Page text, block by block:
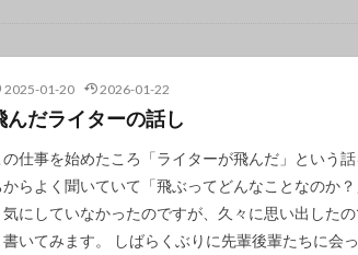
2025-01-20 2026-01-22
んだライターの話し
の仕事を始めたころ「ライターが飛んだ」という
からよく聞いていて「飛ぶってどんなことなのか？
気にしていなかったのですが、久々に思い出した
書いてみます。 しばらくぶりに先輩後輩たちに会